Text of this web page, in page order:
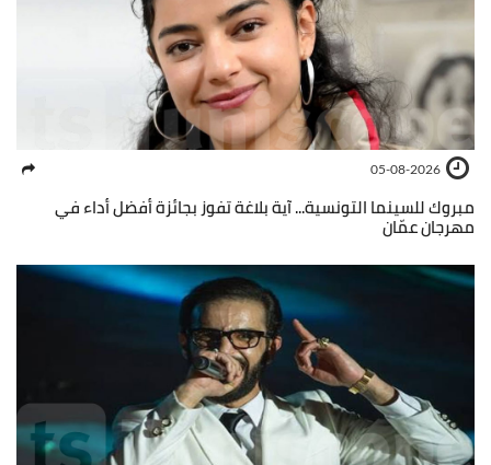
05-08-2026
مبروك للسينما التونسية... آية بلاغة تفوز بجائزة أفضل أداء في
مهرجان عمّان